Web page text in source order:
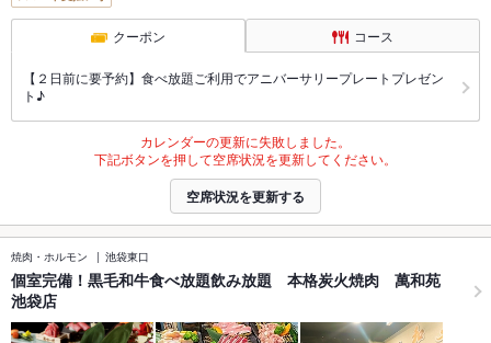
クーポン コース
【２日前に要予約】食べ放題ご利用でアニバーサリープレートプレゼン
ト♪
カレンダーの更新に失敗しました。
下記ボタンを押して空席状況を更新してください。
空席状況を更新する
焼肉・ホルモン 池袋東口
個室完備！黒毛和牛食べ放題飲み放題 本格炭火焼肉 萬和苑
池袋店